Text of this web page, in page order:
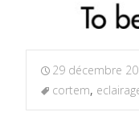
29 décembre
cortem,